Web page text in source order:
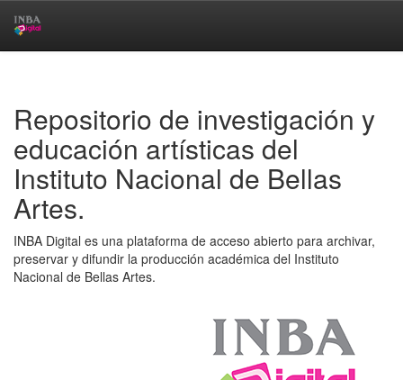
Repositorio de investigación y
educación artísticas del
Instituto Nacional de Bellas
Artes.
INBA Digital es una plataforma de acceso abierto para archivar,
preservar y difundir la producción académica del Instituto
Nacional de Bellas Artes.